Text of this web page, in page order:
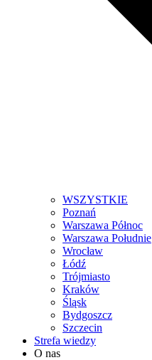
WSZYSTKIE
Poznań
Warszawa Północ
Warszawa Południe
Wrocław
Łódź
Trójmiasto
Kraków
Śląsk
Bydgoszcz
Szczecin
Strefa wiedzy
O nas